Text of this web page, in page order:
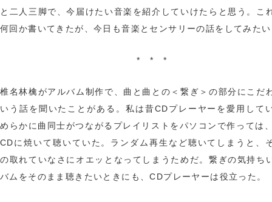
と二人三脚で、今届けたい音楽を紹介していけたらと思う。こ
何回か書いてきたが、今日も音楽とセンサリーの話をしてみた
* * *
椎名林檎がアルバム制作で、曲と曲との＜繋ぎ＞の部分にこだ
いう話を聞いたことがある。私は昔CDプレーヤーを愛用して
めらかに曲同士がつながるプレイリストをパソコンで作っては
CDに焼いて聴いていた。ランダム再生など聴いてしまうと、
の取れていなさにオエッとなってしまうためだ。繋ぎの気持ち
バムをそのまま聴きたいときにも、CDプレーヤーは役立った。